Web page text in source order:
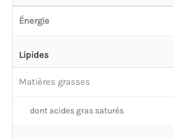
Énergie
Lipides
Matières grasses
dont acides gras saturés